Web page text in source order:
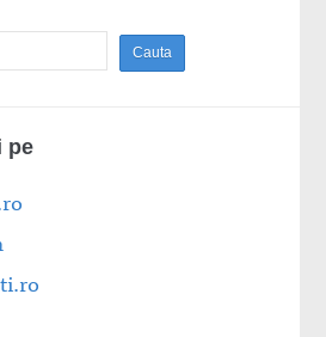
pe